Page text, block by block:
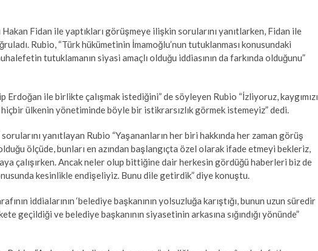
Fidan ile yaptıkları görüşmeye ilişkin sorularını yanıtlarken, Fidan ile
Rubio, “Türk hükümetinin İmamoğlu’nun tutuklanması konusundaki
tutuklamanın siyasi amaçlı olduğu iddiasının da farkında olduğunu”
Erdoğan ile birlikte çalışmak istediğini” de söyleyen Rubio “İzliyoruz, kaygımızı
ülkenin yönetiminde böyle bir istikrarsızlık görmek istemeyiz” dedi.
yanıtlayan Rubio “Yaşananların her biri hakkında her zaman görüş
ölçüde, bunları en azından başlangıçta özel olarak ifade etmeyi bekleriz,
çalışırken. Ancak neler olup bittiğine dair herkesin gördüğü haberleri biz de
kesinlikle endişeliyiz. Bunu dile getirdik” diye konuştu.
iddialarının ‘belediye başkanının yolsuzluğa karıştığı, bunun uzun süredir
geçildiği ve belediye başkanının siyasetinin arkasına sığındığı yönünde”